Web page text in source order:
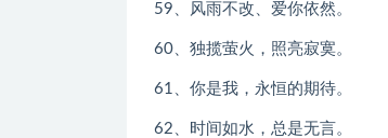
59、风雨不改、爱你依然。
60、独揽萤火，照亮寂寞。
61、你是我，永恒的期待。
62、时间如水，总是无言。